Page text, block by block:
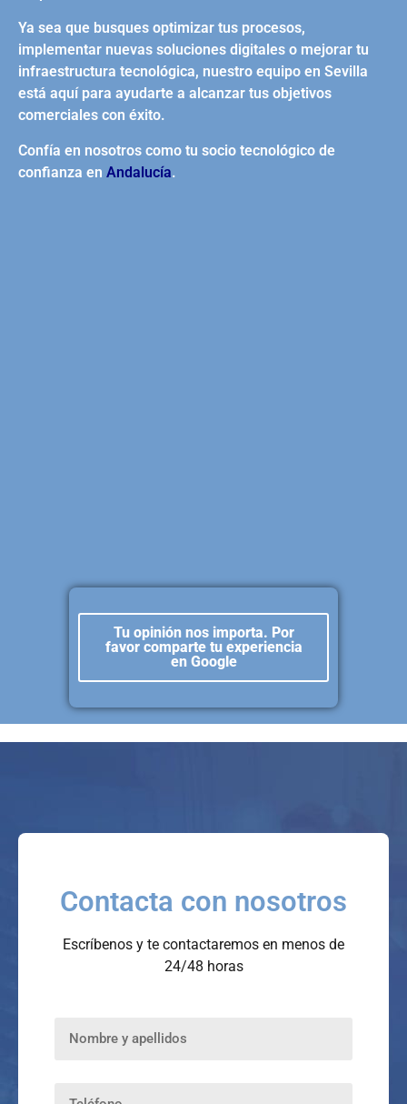
Ya sea que busques optimizar tus procesos,
implementar nuevas soluciones digitales o mejorar tu
infraestructura tecnológica, nuestro equipo en Sevilla
está aquí para ayudarte a alcanzar tus objetivos
comerciales con éxito.
Confía en nosotros como tu socio tecnológico de
confianza en Andalucía.
Tu opinión nos importa. Por
favor comparte tu experiencia
en Google
Contacta con nosotros
Escríbenos y te contactaremos en menos de
24/48 horas